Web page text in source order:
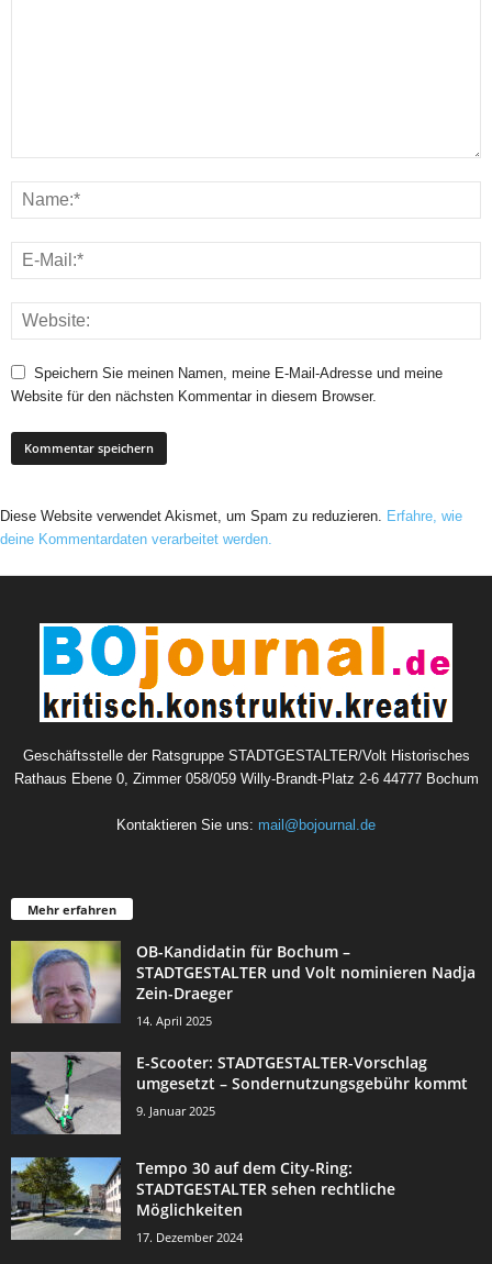
Speichern Sie meinen Namen, meine E-Mail-Adresse und meine
Website für den nächsten Kommentar in diesem Browser.
Diese Website verwendet Akismet, um Spam zu reduzieren. Erfahre, wie
deine Kommentardaten verarbeitet werden.
Geschäftsstelle der Ratsgruppe STADTGESTALTER/Volt Historisches
Rathaus Ebene 0, Zimmer 058/059 Willy-Brandt-Platz 2-6 44777 Bochum
Kontaktieren Sie uns: mail@bojournal.de
Mehr erfahren
OB-Kandidatin für Bochum –
STADTGESTALTER und Volt nominieren Nadja
Zein-Draeger
14. April 2025
E-Scooter: STADTGESTALTER-Vorschlag
umgesetzt – Sondernutzungsgebühr kommt
9. Januar 2025
Tempo 30 auf dem City-Ring:
STADTGESTALTER sehen rechtliche
Möglichkeiten
17. Dezember 2024